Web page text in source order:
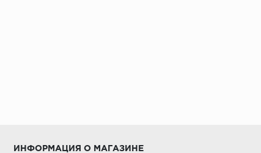
ИНФОРМАЦИЯ О МАГАЗИНЕ